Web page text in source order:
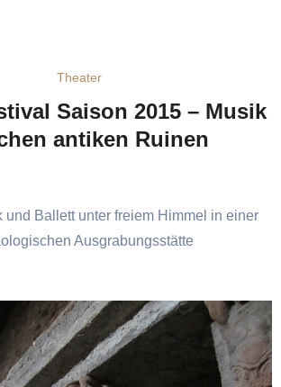
Theater
Saison 2015 – Musik
antiken Ruinen
und Ballett unter freiem Himmel in einer
Ausgrabungsstätte